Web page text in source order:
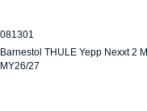
081301
Barnestol THULE Yepp Nexxt 2
MY26/27